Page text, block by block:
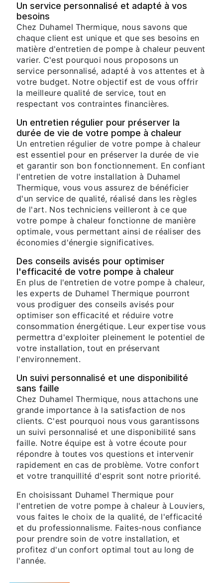
Un service personnalisé et adapté à vos
besoins
Chez Duhamel Thermique, nous savons que
chaque client est unique et que ses besoins en
matière d'entretien de pompe à chaleur peuvent
varier. C'est pourquoi nous proposons un
service personnalisé, adapté à vos attentes et à
votre budget. Notre objectif est de vous offrir
la meilleure qualité de service, tout en
respectant vos contraintes financières.
Un entretien régulier pour préserver la
durée de vie de votre pompe à chaleur
Un entretien régulier de votre pompe à chaleur
est essentiel pour en préserver la durée de vie
et garantir son bon fonctionnement. En confiant
l'entretien de votre installation à Duhamel
Thermique, vous vous assurez de bénéficier
d'un service de qualité, réalisé dans les règles
de l'art. Nos techniciens veilleront à ce que
votre pompe à chaleur fonctionne de manière
optimale, vous permettant ainsi de réaliser des
économies d'énergie significatives.
Des conseils avisés pour optimiser
l'efficacité de votre pompe à chaleur
En plus de l'entretien de votre pompe à chaleur,
les experts de Duhamel Thermique pourront
vous prodiguer des conseils avisés pour
optimiser son efficacité et réduire votre
consommation énergétique. Leur expertise vous
permettra d'exploiter pleinement le potentiel de
votre installation, tout en préservant
l'environnement.
Un suivi personnalisé et une disponibilité
sans faille
Chez Duhamel Thermique, nous attachons une
grande importance à la satisfaction de nos
clients. C'est pourquoi nous vous garantissons
un suivi personnalisé et une disponibilité sans
faille. Notre équipe est à votre écoute pour
répondre à toutes vos questions et intervenir
rapidement en cas de problème. Votre confort
et votre tranquillité d'esprit sont notre priorité.
En choisissant Duhamel Thermique pour
l'entretien de votre pompe à chaleur à Louviers,
vous faites le choix de la qualité, de l'efficacité
et du professionnalisme. Faites-nous confiance
pour prendre soin de votre installation, et
profitez d'un confort optimal tout au long de
l'année.